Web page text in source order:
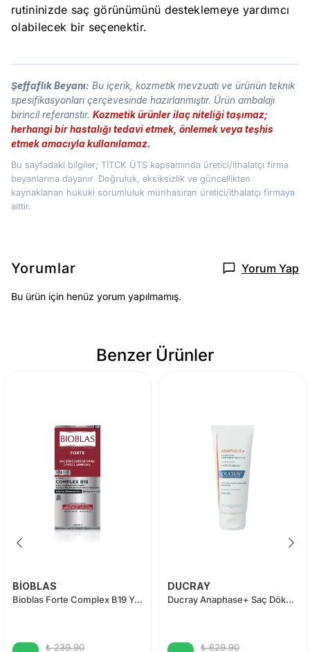
rutininizde saç görünümünü desteklemeye yardımcı
olabilecek bir seçenektir.
Şeffaflık Beyanı: Bu içerik, kozmetik mevzuatı ve ürünün teknik
spesifikasyonları çerçevesinde hazırlanmıştır. Ürün ambalajı
birincil referanstır. Kozmetik ürünler ilaç niteliği taşımaz;
herhangi bir hastalığı tedavi etmek, önlemek veya teşhis
etmek amacıyla kullanılamaz.
Bu sayfadaki bilgiler; TİTCK ÜTS kapsamında üretici/ithalatçı firma
beyanlarına dayanır. Doğruluk, eksiksizlik ve güncellikten
kaynaklanan hukuki sorumluluk münhasıran üretici/ithalatçı firmaya
aittir.
Yorumlar Yorum Yap
Bu ürün için henüz yorum yapılmamış.
Benzer Ürünler
BİOBLAS
Bioblas Forte Complex B19 Yoğun Saç Dökülmelerine Karşı Bitkisel Şampuan 360 ml
₺ 239.90
DUCRAY
Ducray Anaphase+ Saç Dökülme Karşıtı Şampuan 100 ml
₺ 629.90